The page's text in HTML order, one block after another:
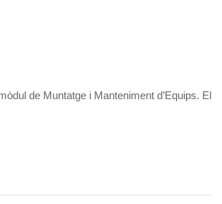
de Muntatge i Manteniment d’Equips. El